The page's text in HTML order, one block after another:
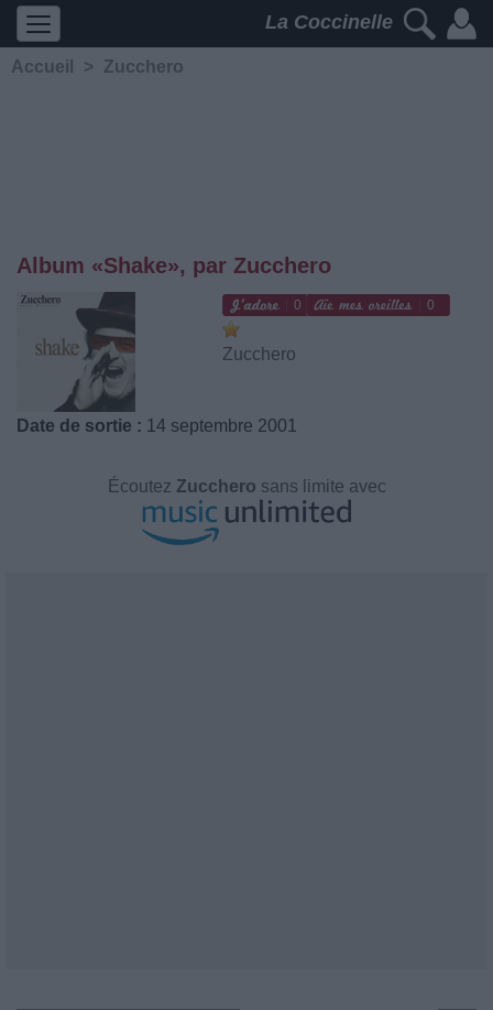
La Coccinelle
Accueil > Zucchero
Album «Shake», par Zucchero
0 0
Zucchero
Date de sortie : 14 septembre 2001
Écoutez Zucchero sans limite avec